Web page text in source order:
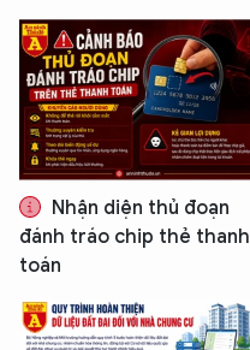
Nhận diện thủ đoạn
đánh tráo chip thẻ thanh
toán